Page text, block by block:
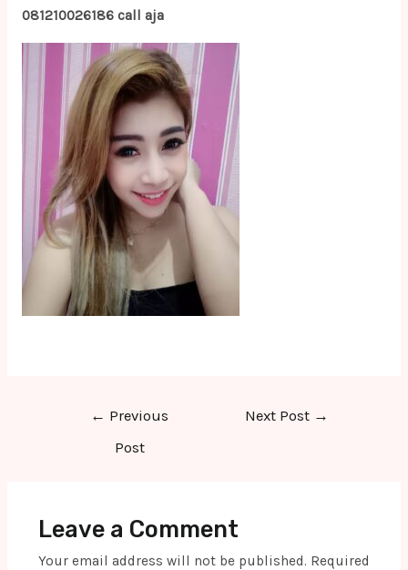
081210026186 call aja
← Previous
Post
Next Post →
Leave a Comment
Your email address will not be published. Required